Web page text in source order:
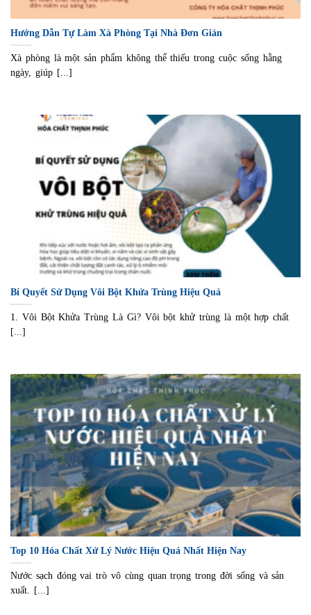
Hướng Dẫn Tự Làm Xà Phòng Tại Nhà Đơn Giản
Xà phòng là một sản phẩm không thể thiếu trong cuộc sống hằng
ngày, giúp [...]
Bí Quyết Sử Dụng Vôi Bột Khửa Trùng Hiệu Quả
1. Vôi Bột Khửa Trùng Là Gì? Vôi bột khử trùng là một hợp chất
[...]
Top 10 Hóa Chất Xử Lý Nước Hiệu Quả Nhất Hiện Nay
Nước sạch đóng vai trò vô cùng quan trọng trong đời sống và sản
xuất. [...]